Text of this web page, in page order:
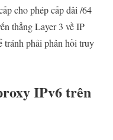
cho phép cấp dải /64
thẳng Layer 3 về IP
tránh phải phản hồi truy
IPv6 trên